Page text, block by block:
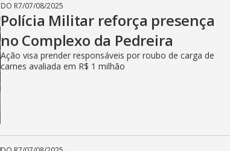
DO R7/07/08/2025
Polícia Militar reforça presença
no Complexo da Pedreira
Ação visa prender responsáveis por roubo de carga de
carnes avaliada em R$ 1 milhão